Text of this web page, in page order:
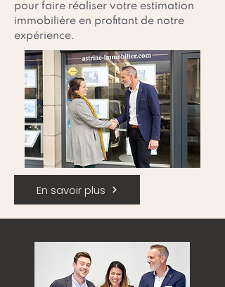
pour faire réaliser votre estimation
immobilière en profitant de notre
expérience.
En savoir plus